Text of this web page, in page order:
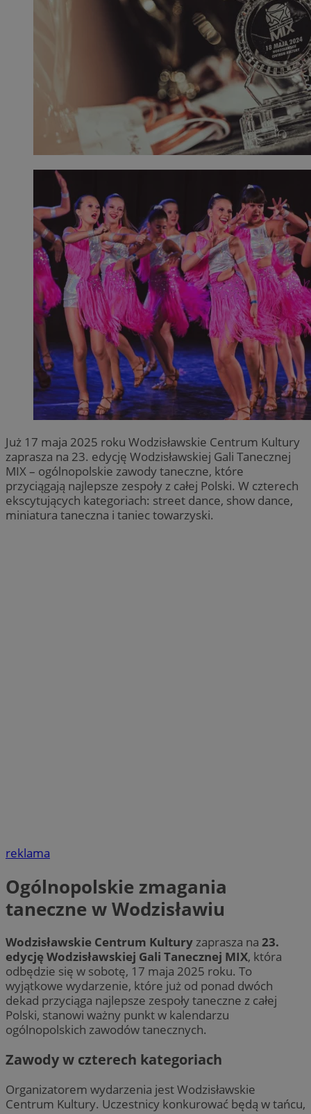
Już 17 maja 2025 roku Wodzisławskie Centrum Kultury
zaprasza na 23. edycję Wodzisławskiej Gali Tanecznej
MIX – ogólnopolskie zawody taneczne, które
przyciągają najlepsze zespoły z całej Polski. W czterech
ekscytujących kategoriach: street dance, show dance,
miniatura taneczna i taniec towarzyski.
reklama
Ogólnopolskie zmagania
taneczne w Wodzisławiu
Wodzisławskie Centrum Kulturyzaprasza na 23.
edycję Wodzisławskiej Gali Tanecznej MIX, która
odbędzie się w sobotę, 17 maja 2025 roku. To
wyjątkowe wydarzenie, które już od ponad dwóch
dekad przyciąga najlepsze zespoły taneczne z całej
Polski, stanowi ważny punkt w kalendarzu
ogólnopolskich zawodów tanecznych.
Zawody w czterech kategoriach
Organizatorem wydarzenia jest Wodzisławskie
Centrum Kultury. Uczestnicy konkurować będą w tańcu,